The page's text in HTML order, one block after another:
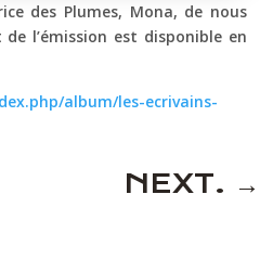
des Plumes, Mona, de nous
l’émission est disponible en
album/les-ecrivains-
NEXT. →